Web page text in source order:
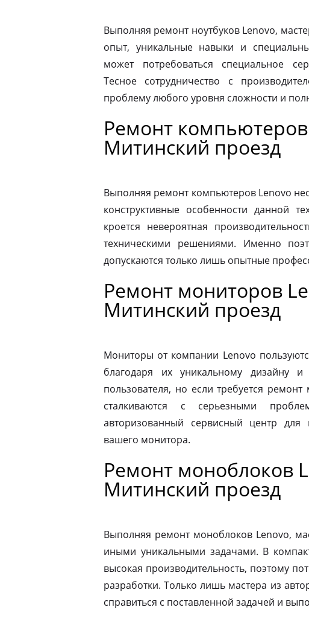
Выполняя ремонт ноутбуков Lenovo,
опыт, уникальные навыки и
может потребоваться специальное
Тесное сотрудничество с
проблему любого уровня сложности и
Ремонт
Митинский проезд
Выполняя ремонт компьютеров Lenovo
конструктивные особенности данной
кроется невероятная
техническими решениями. Именно
допускаются только лишь опытные
Ремонт мониторов
Митинский проезд
Мониторы от компании Lenovo
благодаря их уникальному дизайну
пользователя, но если требуется
сталкиваются с серьезными
авторизованный сервисный центр для
вашего монитора.
Ремонт моноблоков
Митинский проезд
Выполняя ремонт моноблоков Lenovo,
иными уникальными задачами. В
высокая производительность, поэтому
разработки. Только лишь мастера из
справиться с поставленной задачей и